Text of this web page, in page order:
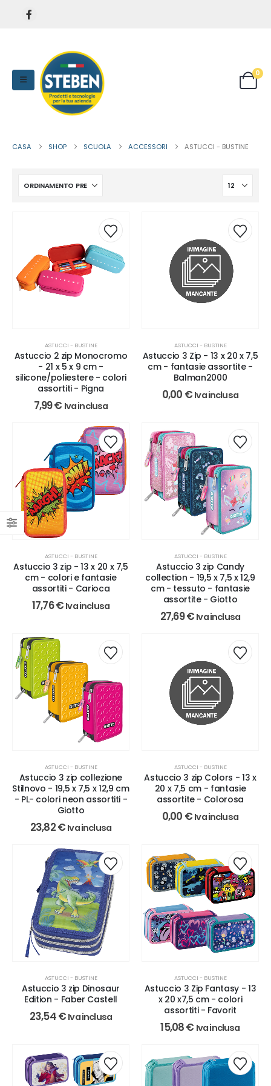
0
CASA SHOP SCUOLA ACCESSORI ASTUCCI - BUSTINE
ASTUCCI - BUSTINE
Astuccio 2 zip Monocromo
- 21 x 5 x 9 cm -
silicone/poliestere - colori
assortiti - Pigna
7,99€ Iva inclusa
ASTUCCI - BUSTINE
Astuccio 3 Zip - 13 x 20 x 7,5
cm - fantasie assortite -
Balman2000
0,00 € Iva inclusa
ASTUCCI - BUSTINE
Astuccio 3 zip - 13 x 20 x 7,5
cm - colori e fantasie
assortiti - Carioca
17,76€ Iva inclusa
ASTUCCI - BUSTINE
Astuccio 3 zip Candy
collection - 19,5 x 7,5 x 12,9
cm - tessuto - fantasie
assortite - Giotto
27,69€ Iva inclusa
ASTUCCI - BUSTINE
Astuccio 3 zip collezione
Stilnovo - 19,5 x 7,5 x 12,9 cm
- PL- colori neon assortiti -
Giotto
23,82€ Iva inclusa
ASTUCCI - BUSTINE
Astuccio 3 zip Colors - 13 x
20 x 7,5 cm - fantasie
assortite - Colorosa
0,00 € Iva inclusa
ASTUCCI - BUSTINE
Astuccio 3 zip Dinosaur
Edition - Faber Castell
23,54€ Iva inclusa
ASTUCCI - BUSTINE
Astuccio 3 Zip Fantasy - 13
x 20 x7,5 cm - colori
assortiti - Favorit
15,08€ Iva inclusa